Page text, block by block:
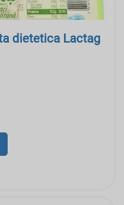
dietetica Lactag